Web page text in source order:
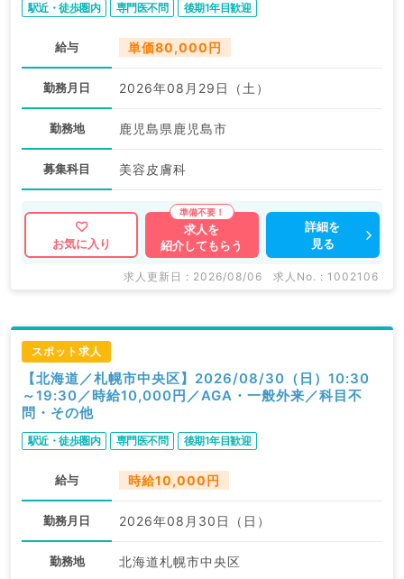
駅近・徒歩圏内 専門医不問 後期1年目歓迎
給与 単価80,000円
勤務月日 2026年08月29日（土）
勤務地 鹿児島県鹿児島市
募集科目 美容皮膚科
お気に入り
求人を
紹介してもらう
詳細を
見る
求人更新日 : 2026/08/06 求人No. : 1002106
スポット求人
【北海道／札幌市中央区】2026/08/30（日）10:30
～19:30／時給10,000円／AGA・一般外来／科目不
問・その他
駅近・徒歩圏内 専門医不問 後期1年目歓迎
給与 時給10,000円
勤務月日 2026年08月30日（日）
勤務地 北海道札幌市中央区